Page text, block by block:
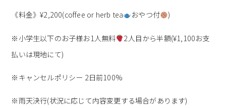
《料金》¥2,200(coffee or herb tea おやつ付 )
※小学生以下のお子様お1人無料
2人目から半額(¥1,100お支
払いは現地にて)
※キャンセルポリシー 2日前100%
※雨天決行(状況に応じて内容変更する場合があります)